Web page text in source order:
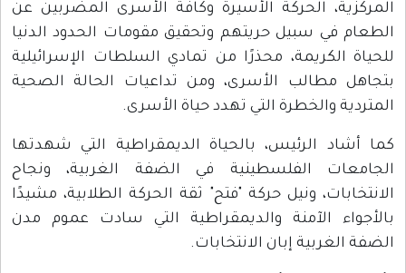
المركزية، الحركة الأسيرة وكافة الأسرى المضربين عن
الطعام في سبيل حريتهم وتحقيق مقومات الحدود الدنيا
للحياة الكريمة، محذرًا من تمادي السلطات الإسرائيلية
بتجاهل مطالب الأسرى، ومن تداعيات الحالة الصحية
المتردية والخطرة التي تهدد حياة الأسرى.
كما أشاد الرئيس، بالحياة الديمقراطية التي شهدتها
الجامعات الفلسطينية في الضفة الغربية، ونجاح
الانتخابات، ونيل حركة "فتح" ثقة الحركة الطلابية، مشيدًا
بالأجواء الآمنة والديمقراطية التي سادت عموم مدن
الضفة الغربية إبان الانتخابات.